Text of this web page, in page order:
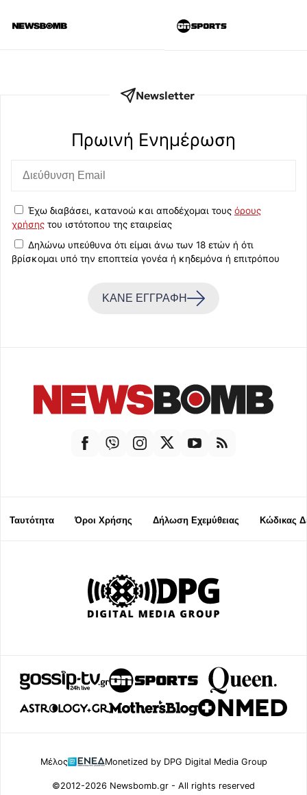
Newsletter
Πρωινή Eνημέρωση
Έχω διαβάσει, κατανοώ και αποδέχομαι τους όρους
χρήσης του ιστότοπου της εταιρείας
Δηλώνω υπεύθυνα ότι είμαι άνω των 18 ετών ή ότι
βρίσκομαι υπό την εποπτεία γονέα ή κηδεμόνα ή επιτρόπου
ΚΑΝΕ ΕΓΓΡΑΦΗ
Ταυτότητα Όροι Χρήσης Δήλωση Εχεμύθειας Κώδικας
Μέλος Monetized by DPG Digital Media Group
©2012-2026 Newsbomb.gr - All rights reserved